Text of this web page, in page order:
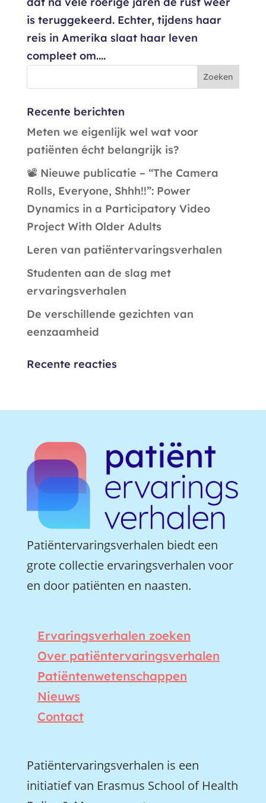
is teruggekeerd. Echter, tijdens haar
reis in Amerika slaat haar leven
compleet om....
Recente berichten
Meten we eigenlijk wel wat voor
patiënten écht belangrijk is?
📽️ Nieuwe publicatie – “The Camera
Rolls, Everyone, Shhh!!”: Power
Dynamics in a Participatory Video
Project With Older Adults
Leren van patiëntervaringsverhalen
Studenten aan de slag met
ervaringsverhalen
De verschillende gezichten van
eenzaamheid
Recente reacties
Patiëntervaringsverhalen biedt een
grote collectie ervaringsverhalen voor
en door patiënten en naasten.
Ervaringsverhalen zoeken
Over patiëntervaringsverhalen
Patiëntenwetenschappen
Nieuws
Contact
Patiëntervaringsverhalen is een
initiatief van Erasmus School of Health